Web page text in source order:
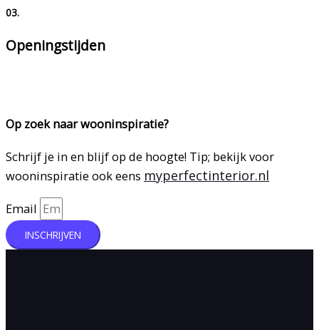
03.
Openingstijden
Op zoek naar wooninspiratie?
Schrijf je in en blijf op de hoogte! Tip; bekijk voor
wooninspiratie ook eens myperfectinterior.nl
Email
INSCHRIJVEN